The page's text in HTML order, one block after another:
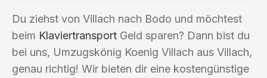
Du ziehst von Villach nach Bodo und möchtest
beim Klaviertransport Geld sparen? Dann bist du
bei uns, Umzugskönig Koenig Villach aus Villach,
genau richtig! Wir bieten dir eine kostengünstige